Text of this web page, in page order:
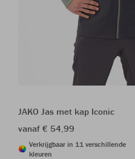
JAKO Jas met kap Iconic
vanaf € 54,99
Verkrijgbaar in 11 verschillende
kleuren